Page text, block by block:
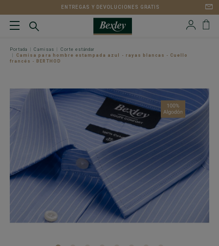
ENTREGAS Y DEVOLUCIONES GRATIS
Portada Camisas
Corte estándar
Camisa para hombre estampada azul - rayas blancas - Cuello
francés - BERTHOD